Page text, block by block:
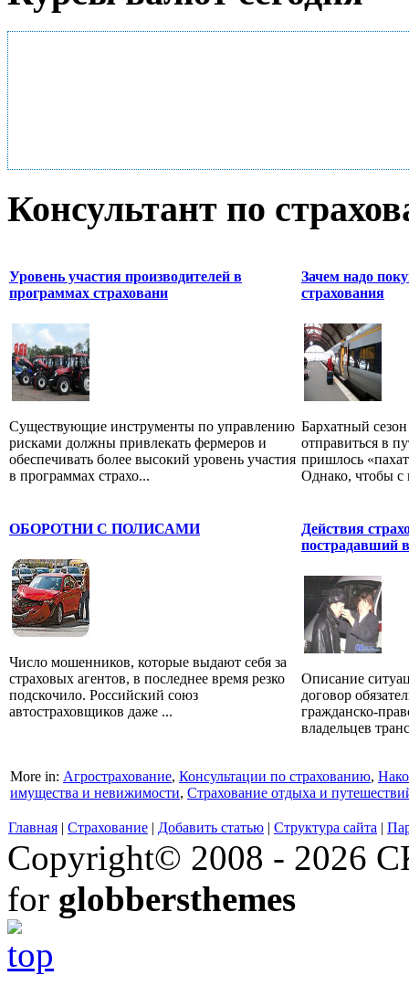
Консультант по
Уровень участия производителей в
программах страховани
Существующие инструменты по управлению
рисками должны привлекать фермеров и
обеспечивать более высокий уровень участия
в программах страхо...
Зачем надо
страхования
Бархатный
отправиться в
пришлось
Однако, чтобы с
ОБОРОТНИ С ПОЛИСАМИ
Число мошенников, которые выдают себя за
страховых агентов, в последнее время резко
подскочило. Российский союз
автостраховщиков даже ...
Действия
Описание
договор
гражданско-
владельцев
More in: Агрострахование, Консультации по страхованию,
имущества и невижимости, Страхование отдыха и
Главная | Страхование | Добавить статью | Структура сайта |
Copyright© 2008 - 2026
for globbersthemes